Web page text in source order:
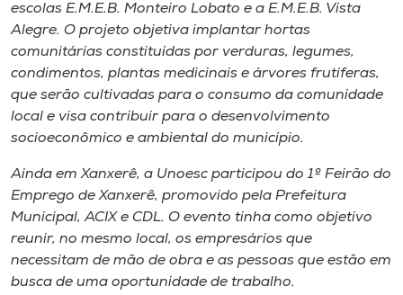
A+
A-
escolas E.M.E.B. Monteiro Lobato e a E.M.E.B. Vista
Alegre. O projeto objetiva implantar hortas
comunitárias constituídas por verduras, legumes,
condimentos, plantas medicinais e árvores frutíferas,
que serão cultivadas para o consumo da comunidade
local e visa contribuir para o desenvolvimento
socioeconômico e ambiental do município.
Ainda em Xanxerê, a Unoesc participou do 1º Feirão do
Emprego de Xanxerê, promovido pela Prefeitura
Municipal, ACIX e CDL. O evento tinha como objetivo
reunir, no mesmo local, os empresários que
necessitam de mão de obra e as pessoas que estão em
busca de uma oportunidade de trabalho.